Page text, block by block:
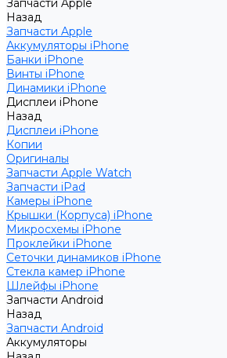
Запчасти Apple
Назад
Запчасти Apple
Аккумуляторы iPhone
Банки iPhone
Винты iPhone
Динамики iPhone
Дисплеи iPhone
Назад
Дисплеи iPhone
Копии
Оригиналы
Запчасти Apple Watch
Запчасти iPad
Камеры iPhone
Крышки (Корпуса) iPhone
Микросхемы iPhone
Проклейки iPhone
Сеточки динамиков iPhone
Стекла камер iPhone
Шлейфы iPhone
Запчасти Android
Назад
Запчасти Android
Аккумуляторы